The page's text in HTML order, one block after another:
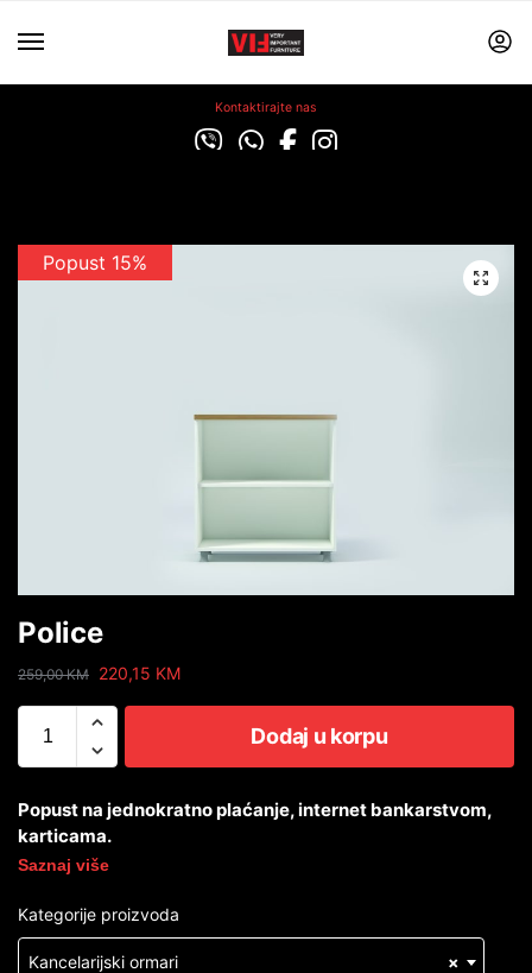
Kontaktirajte nas
Popust 15%
Police
259,00KM 220,15 KM
Dodaj u korpu
Popust na jednokratno plaćanje, internet bankarstvom,
karticama.
Saznaj više
Kategorije proizvoda
×
Kancelarijski ormari